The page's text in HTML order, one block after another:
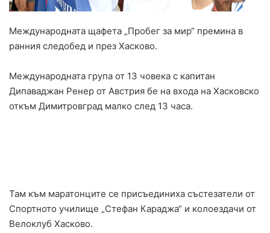
Международната щафета „Пробег за мир“ премина в
ранния следобед и през Хасково.
Международната група от 13 човека с капитан
Дипаваджан Ренер от Австрия бе на входа на Хасковско
откъм Димитровград малко след 13 часа.
Там към маратонците се присъединиха състезатели от
Спортното училище „Стефан Караджа“ и колоездачи от
Велоклуб Хасково.